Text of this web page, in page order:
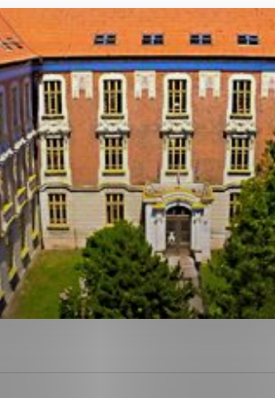
ktorú chcete povoliť
pre prevádzku nevyhnutné a
ako je navigácia na stránke a
cookie nemôže web správne
prevádzkovateľovi stránok
a ponúknuť im lepšiu skúsenosť.
osobou.
Povoliť všetko Uložiť nastavenia